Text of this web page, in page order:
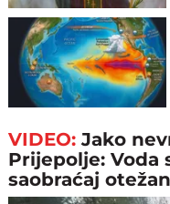
VIDEO:Jako
Prijepolje: Voda
saobraćaj otežan